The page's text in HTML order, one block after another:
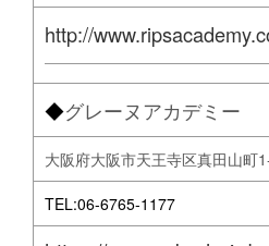
http://
◆グレーヌアカデミー
大阪府大阪市天王寺区真田山
TEL:06-6765-1177